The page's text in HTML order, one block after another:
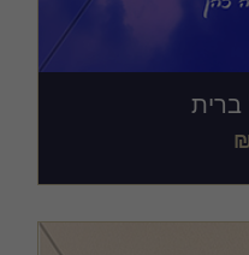
ברית
₪